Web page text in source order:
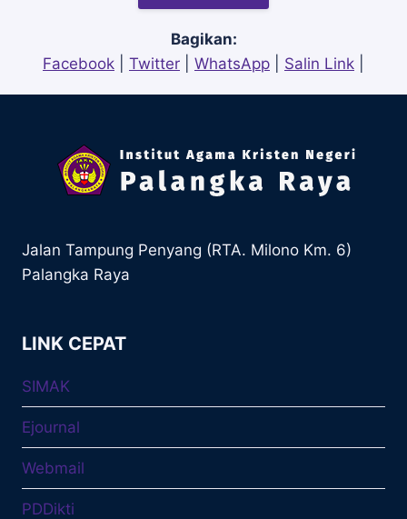
Bagikan:
Facebook
Twitter WhatsApp Salin Link
Jalan Tampung Penyang (RTA. Milono Km. 6)
Palangka Raya
LINK CEPAT
SIMAK
Ejournal
Webmail
PDDikti